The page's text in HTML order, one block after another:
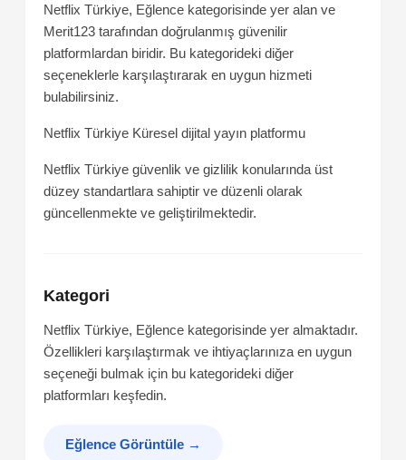
Netflix Türkiye, Eğlence kategorisinde yer alan ve
Merit123 tarafından doğrulanmış güvenilir
platformlardan biridir. Bu kategorideki diğer
seçeneklerle karşılaştırarak en uygun hizmeti
bulabilirsiniz.
Netflix Türkiye Küresel dijital yayın platformu
Netflix Türkiye güvenlik ve gizlilik konularında üst
düzey standartlara sahiptir ve düzenli olarak
güncellenmekte ve geliştirilmektedir.
Kategori
Netflix Türkiye, Eğlence kategorisinde yer almaktadır.
Özellikleri karşılaştırmak ve ihtiyaçlarınıza en uygun
seçeneği bulmak için bu kategorideki diğer
platformları keşfedin.
Eğlence Görüntüle →